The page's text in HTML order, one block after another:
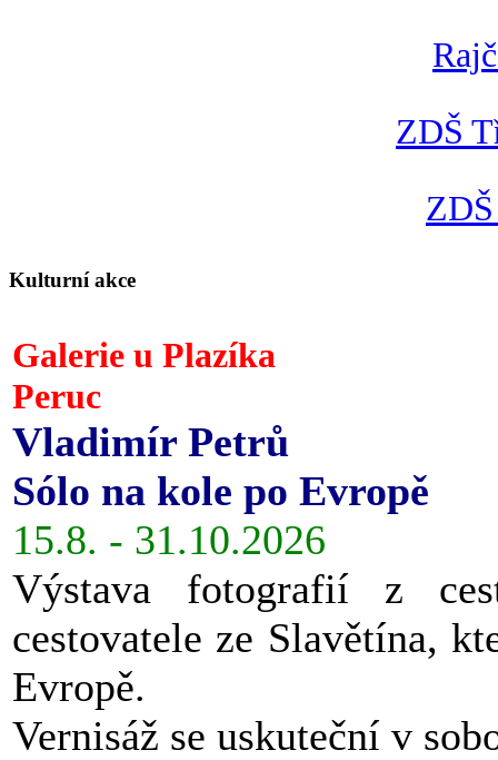
ZDŠ
Kulturní akce
Galerie u Plazíka
Peruc
Vladimír Petrů
Sólo na kole po Evropě
15.8. - 31.10.2026
Výstava fotografií z
cestovatele ze Slavětína,
Evropě.
Vernisáž se uskuteční v